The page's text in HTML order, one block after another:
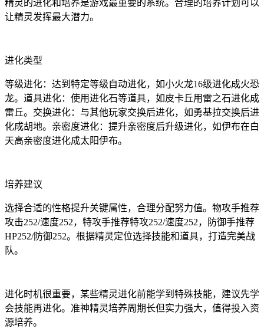
精灵的进化和培养是游戏最重要的系统。合理的培养计划可以
让精灵发挥最大潜力。
进化类型
等级进化：达到特定等级自动进化，如小火龙16级进化成火恐
龙。道具进化：使用进化石等道具，如皮卡丘用雷之石进化成
雷丘。交换进化：与其他玩家交换后进化，如勇基拉交换后进
化成胡地。亲密度进化：提升亲密度后升级进化，如伊布在白
天高亲密度进化成太阳伊布。
培养建议
选择合适的性格提升关键属性，合理分配努力值。物攻手推荐
攻击252/速度252，特攻手推荐特攻252/速度252，防御手推荐
HP252/防御252。根据精灵定位选择技能和道具，打造完美战
队。
进化时机很重要，某些精灵进化前能学到特殊技能，建议先学
会技能再进化。准神精灵培养周期长但实力强大，值得投入资
源培养。